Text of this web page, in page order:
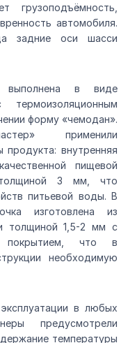
грузоподъёмность,
автомобиля.
задние оси шасси
в виде
термоизоляционным
форму «чемодан».
применили
внутренняя
пищевой
толщиной 3 мм, что
питьевой воды. В
изготовлена из
толщиной 1,5-2 мм с
покрытием, что в
необходимую
в любых
предусмотрели
температуры